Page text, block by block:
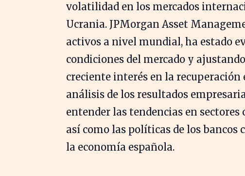
volatilidad en los mercados
Ucrania. JPMorgan Asset
activos a nivel mundial, ha estado
condiciones del mercado y
creciente interés en la
análisis de los resultados
entender las tendencias en
así como las políticas de los
la economía española.